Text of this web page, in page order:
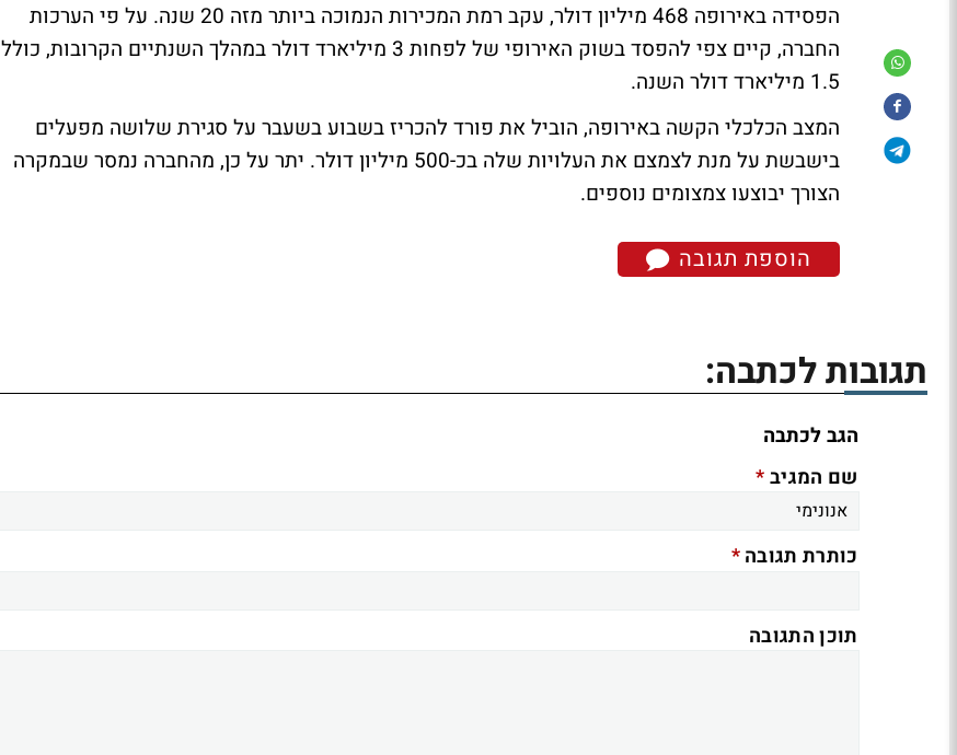
הפסידה באירופה 468 מיליון דולר, עקב רמת המכירות הנמוכה ביותר מזה 20 שנה. על פי הערכות
החברה, קיים צפי להפסד בשוק האירופי של לפחות 3 מיליארד דולר במהלך השנתיים הקרובות, כולל
1.5 מיליארד דולר השנה.
המצב הכלכלי הקשה באירופה, הוביל את פורד להכריז בשבוע בשעבר על סגירת שלושה מפעלים
בישבשת על מנת לצמצם את העלויות שלה בכ-500 מיליון דולר. יתר על כן, מהחברה נמסר שבמקרה
הצורך יבוצעו צמצומים נוספים.
הוספת תגובה
תגובות לכתבה:
הגב לכתבה
שם המגיב*
כותרת תגובה*
תוכן התגובה